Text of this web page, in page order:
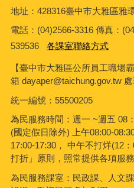
地址：428316臺中市大雅區雅
電話：(04)2566-3316 傳真：
539536
各課室聯絡方式
【臺中市大雅區公所員工職場
箱 dayaper@taichung.gov.tw
統一編號 ：55500205
為民服務時間：週一 ~週五 08
(國定假日除外) 上午08:00-
17:00-17:30， 中午不打烊(12
打折」原則，照常提供各項服務
為民服務課室：民政課、人文